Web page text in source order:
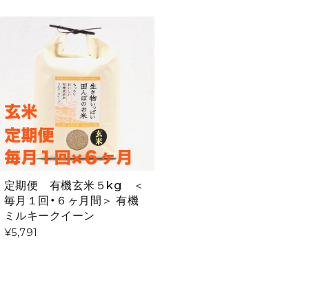
定期便 有機玄米５kg ＜
毎月１回・６ヶ月間＞ 有機
ミルキークイーン
¥5,791